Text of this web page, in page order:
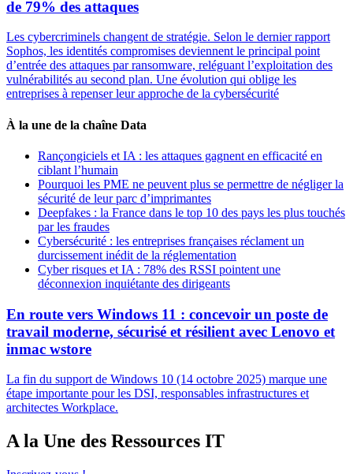
de 79% des attaques
Les cybercriminels changent de stratégie. Selon le dernier rapport
Sophos, les identités compromises deviennent le principal point
d’entrée des attaques par ransomware, reléguant l’exploitation des
vulnérabilités au second plan. Une évolution qui oblige les
entreprises à repenser leur approche de la cybersécurité
À la une de la chaîne Data
Rançongiciels et IA : les attaques gagnent en efficacité en
ciblant l’humain
Pourquoi les PME ne peuvent plus se permettre de négliger la
sécurité de leur parc d’imprimantes
Deepfakes : la France dans le top 10 des pays les plus touchés
par les fraudes
Cybersécurité : les entreprises françaises réclament un
durcissement inédit de la réglementation
Cyber risques et IA : 78% des RSSI pointent une
déconnexion inquiétante des dirigeants
En route vers Windows 11 : concevoir un poste de
travail moderne, sécurisé et résilient avec Lenovo et
inmac wstore
La fin du support de Windows 10 (14 octobre 2025) marque une
étape importante pour les DSI, responsables infrastructures et
architectes Workplace.
A la Une des Ressources IT